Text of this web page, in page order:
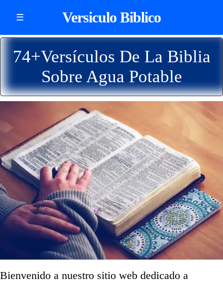
☰ Versiculo Biblico
74+Versículos De La Biblia
Sobre Agua Potable
Bienvenido a nuestro sitio web dedicado a